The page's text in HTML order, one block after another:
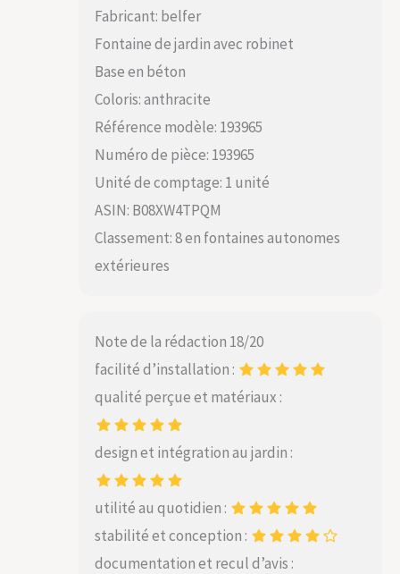
Fabricant: belfer
Fontaine de jardin avec robinet
Base en béton
Coloris: anthracite
Référence modèle: 193965
Numéro de pièce: 193965
Unité de comptage: 1 unité
ASIN: B08XW4TPQM
Classement: 8 en fontaines autonomes
extérieures
Note de la rédaction 18/20
facilité d’installation :
qualité perçue et matériaux :
design et intégration au jardin :
utilité au quotidien :
stabilité et conception :
documentation et recul d’avis :